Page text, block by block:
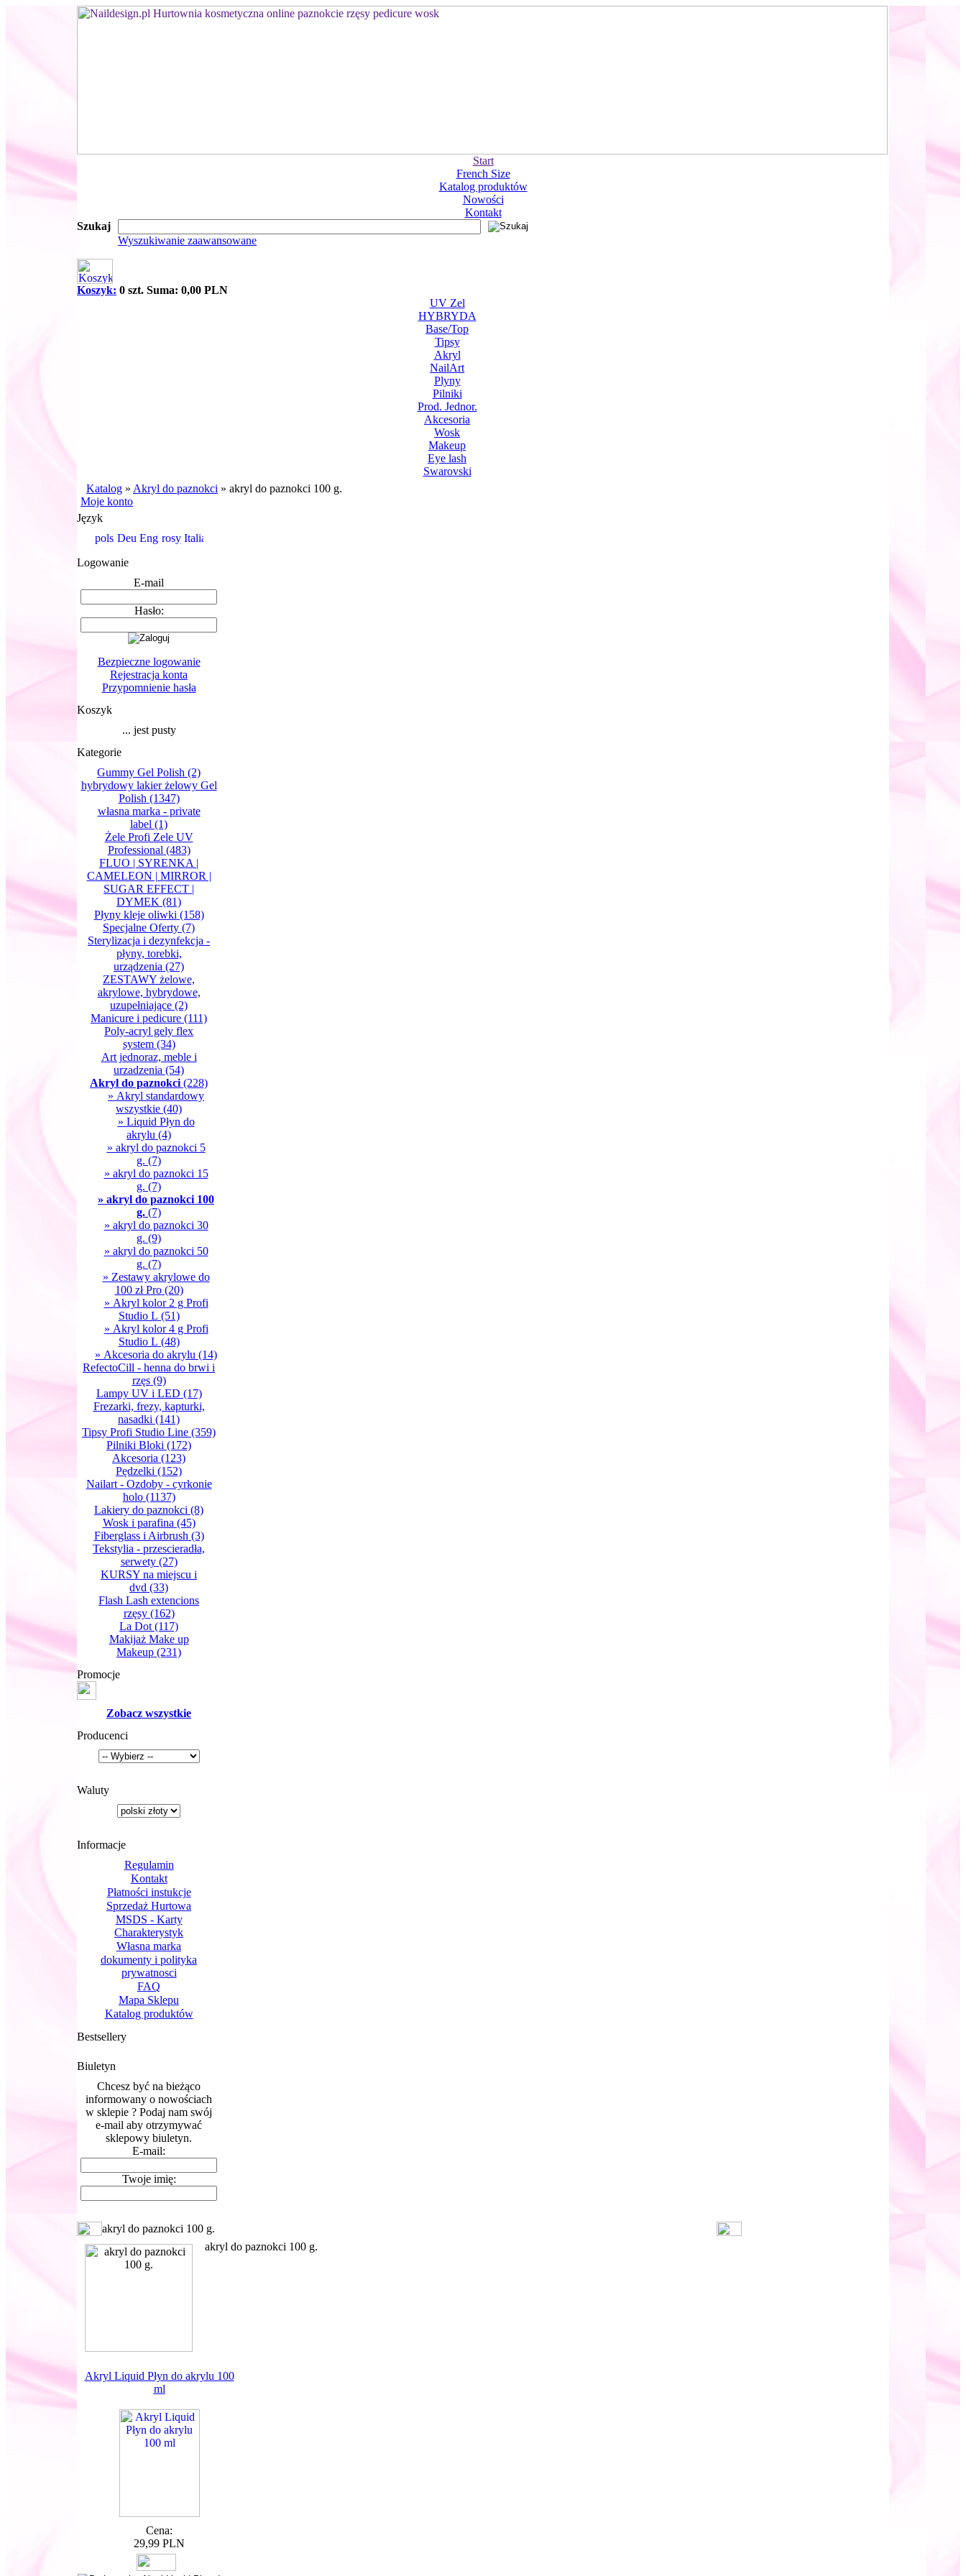
Start
French Size
Katalog produktów
Nowości
Kontakt
Szukaj
Wyszukiwanie zaawansowane
Koszyk: 0 szt. Suma: 0,00 PLN
UV Zel
HYBRYDA
Base/Top
Tipsy
Akryl
NailArt
Plyny
Pilniki
Prod. Jednor.
Akcesoria
Wosk
Makeup
Eye lash
Swarovski
Katalog » Akryl do paznokci » akryl do paznokci 100 g.
Moje konto
Język
Logowanie
E-mail
Hasło:
Bezpieczne logowanie
Rejestracja konta
Przypomnienie hasła
Koszyk
... jest pusty
Kategorie
Gummy Gel Polish (2)
hybrydowy lakier żelowy Gel
Polish (1347)
własna marka - private
label (1)
Żele Profi Zele UV
Professional (483)
FLUO | SYRENKA |
CAMELEON | MIRROR |
SUGAR EFFECT |
DYMEK (81)
Płyny kleje oliwki (158)
Specjalne Oferty (7)
Sterylizacja i dezynfekcja -
płyny, torebki,
urządzenia (27)
ZESTAWY żelowe,
akrylowe, hybrydowe,
uzupełniające (2)
Manicure i pedicure (111)
Poly-acryl gely flex
system(34)
Art jednoraz, meble i
urzadzenia (54)
Akryl do paznokci (228)
» Akryl standardowy
wszystkie (40)
» Liquid Płyn do
akrylu (4)
» akryl do paznokci 5
g. (7)
» akryl do paznokci 15
g. (7)
» akryl do paznokci 100
g. (7)
» akryl do paznokci 30
g. (9)
» akryl do paznokci 50
g. (7)
» Zestawy akrylowe do
100 zł Pro(20)
» Akryl kolor 2 g Profi
Studio L (51)
» Akryl kolor 4 g Profi
Studio L (48)
» Akcesoria do akrylu (14)
RefectoCill - henna do brwi i
rzęs(9)
Lampy UV i LED (17)
Frezarki, frezy, kapturki,
nasadki (141)
Tipsy Profi Studio Line (359)
Pilniki Bloki (172)
Akcesoria (123)
Pędzelki (152)
Nailart - Ozdoby - cyrkonie
holo(1137)
Lakiery do paznokci (8)
Wosk i parafina (45)
Fiberglass i Airbrush (3)
Tekstylia - przescieradła,
serwety(27)
KURSY na miejscu i
dvd (33)
Flash Lash extencions
rzęsy(162)
La Dot (117)
Makijaż Make up
Makeup (231)
Promocje
Zobacz wszystkie
Producenci
Waluty
Informacje
Regulamin
Kontakt
Płatności instukcje
Sprzedaż Hurtowa
MSDS - Karty
Charakterystyk
Własna marka
dokumenty i polityka
prywatnosci
FAQ
Mapa Sklepu
Katalog produktów
Bestsellery
Biuletyn
Chcesz być na bieżąco
informowany o nowościach
w sklepie ? Podaj nam swój
e-mail aby otrzymywać
sklepowy biuletyn.
E-mail:
Twoje imię:
akryl do paznokci 100 g.
akryl do paznokci 100 g.
Akryl Liquid Płyn do akrylu 100
ml
Cena:
29,99 PLN